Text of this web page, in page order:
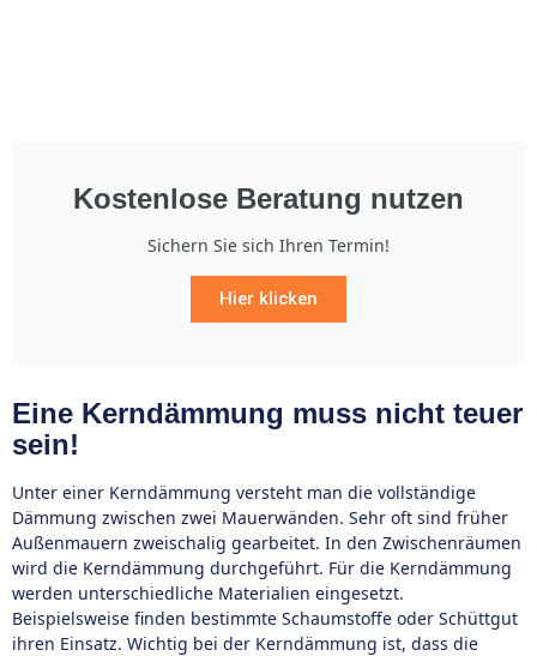
Kostenlose Beratung nutzen
Sichern Sie sich Ihren Termin!
Hier klicken
Eine Kerndämmung muss nicht teuer
sein!
Unter einer Kerndämmung versteht man die vollständige
Dämmung zwischen zwei Mauerwänden. Sehr oft sind früher
Außenmauern zweischalig gearbeitet. In den Zwischenräumen
wird die Kerndämmung durchgeführt. Für die Kerndämmung
werden unterschiedliche Materialien eingesetzt.
Beispielsweise finden bestimmte Schaumstoffe oder Schüttgut
ihren Einsatz. Wichtig bei der Kerndämmung ist, dass die